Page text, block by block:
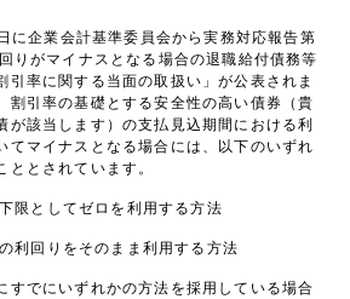
に企業会計基準委員会から実務対応報告第
りがマイナスとなる場合の退職給付債務等
引率に関する当面の取扱い」が公表されま
割引率の基礎とする安全性の高い債券（貴
が該当します）の支払見込期間における利
てマイナスとなる場合には、以下のいずれ
ととされています。
限としてゼロを利用する方法
利回りをそのまま利用する方法
すでにいずれかの方法を採用している場合